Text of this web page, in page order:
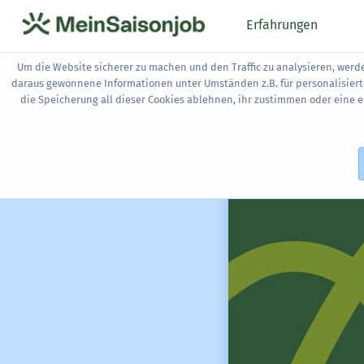
Erfahrungen
Um die Website sicherer zu machen und den Traffic zu analysieren,
daraus gewonnene Informationen unter Umständen z.B. für
die Speicherung all dieser Cookies ablehnen, ihr zustimmen oder eine